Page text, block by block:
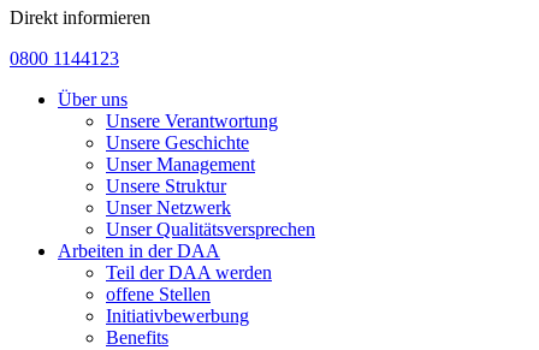
Direkt informieren
0800 1144123
Über uns
Unsere Verantwortung
Unsere Geschichte
Unser Management
Unsere Struktur
Unser Netzwerk
Unser Qualitätsversprechen
Arbeiten in der DAA
Teil der DAA werden
offene Stellen
Initiativbewerbung
Benefits